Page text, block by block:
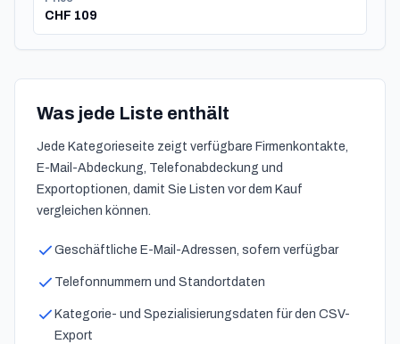
CHF 109
Was jede Liste enthält
Jede Kategorieseite zeigt verfügbare Firmenkontakte,
E-Mail-Abdeckung, Telefonabdeckung und
Exportoptionen, damit Sie Listen vor dem Kauf
vergleichen können.
Geschäftliche E-Mail-Adressen, sofern verfügbar
Telefonnummern und Standortdaten
Kategorie- und Spezialisierungsdaten für den CSV-
Export